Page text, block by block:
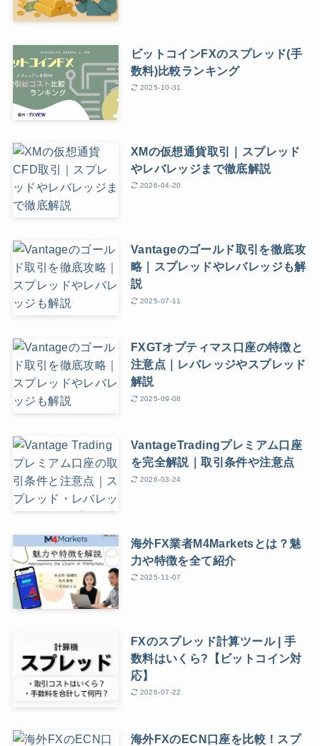
ビットコインFXのスプレッド(手
数料)比較ランキング
2025-10-31
XMの仮想通貨取引｜スプレッド
やレバレッジまで徹底解説
2026-04-20
Vantageのゴールド取引を徹底攻
略｜スプレッドやレバレッジも解
説
2025-07-11
FXGTオプティマス口座の特徴と
注意点｜レバレッジやスプレッド
解説
2025-09-08
VantageTradingプレミアム口座
を完全解説｜取引条件や注意点
2026-03-24
海外FX業者M4Marketsとは？魅
力や特徴を全て紹介
2025-11-07
FXのスプレッド計算ツール | 手
数料はいくら?【ビットコイン対
応】
2026-07-22
海外FXのECN口座を比較！スプ